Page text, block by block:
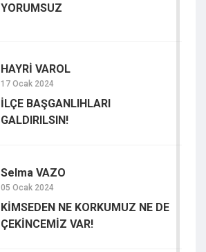
YORUMSUZ
HAYRİ VAROL
17 Ocak 2024
İLÇE BAŞGANLIHLARI
GALDIRILSIN!
Selma VAZO
05 Ocak 2024
KİMSEDEN NE KORKUMUZ NE DE
ÇEKİNCEMİZ VAR!